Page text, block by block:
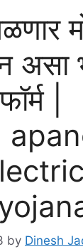
असा
|
by Dinesh